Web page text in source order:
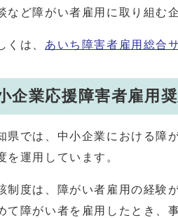
など障がい者雇用に取り組む
くは、 あいち障害者雇用総合
企業応援障害者雇用
県では、中小企業における障
を運用しています。
制度は、障がい者雇用の経験
て障がい者を雇用したとき、